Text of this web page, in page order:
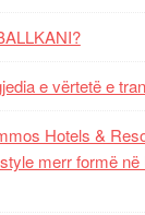
e vërtetë e
Hotels &
merr formë në